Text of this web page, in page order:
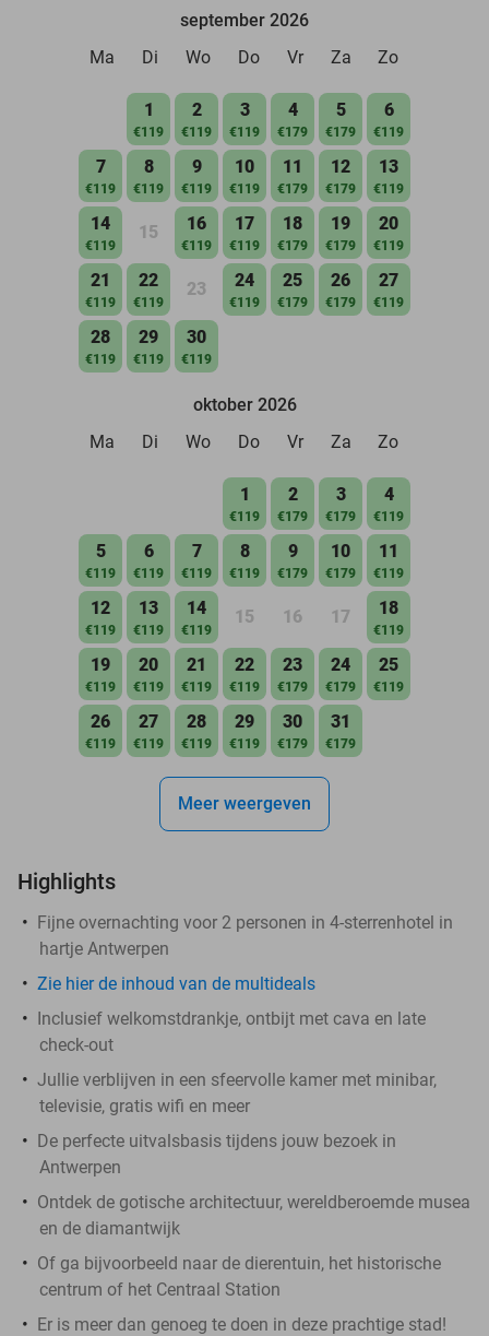
september 2026
Ma
Di Wo Do Vr Za Zo
1
€119
2
€119
3
€119
4
€179
5
€179
6
€119
7
€119
8
€119
9
€119
10
€119
11
€179
12
€179
13
€119
14
€119
15 16
€119
17
€119
18
€179
19
€179
20
€119
21
€119
22
€119
23 24
€119
25
€179
26
€179
27
€119
28
€119
29
€119
30
€119
oktober 2026
Ma
Di Wo Do Vr Za Zo
1
€119
2
€179
3
€179
4
€119
5
€119
6
€119
7
€119
8
€119
9
€179
10
€179
11
€119
12
€119
13
€119
14
€119
15 16 17 18
€119
19
€119
20
€119
21
€119
22
€119
23
€179
24
€179
25
€119
26
€119
27
€119
28
€119
29
€119
30
€179
31
€179
Meer weergeven
Highlights
Fijne overnachting voor 2 personen in 4-sterrenhotel in
hartje Antwerpen
Zie hier de inhoud van de multideals
Inclusief welkomstdrankje, ontbijt met cava en late
check-out
Jullie verblijven in een sfeervolle kamer met minibar,
televisie, gratis wifi en meer
De perfecte uitvalsbasis tijdens jouw bezoek in
Antwerpen
Ontdek de gotische architectuur, wereldberoemde musea
en de diamantwijk
Of ga bijvoorbeeld naar de dierentuin, het historische
centrum of het Centraal Station
Er is meer dan genoeg te doen in deze prachtige stad!